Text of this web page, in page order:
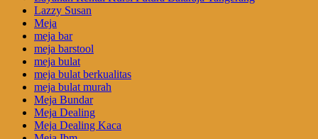
Lazzy Susan
Meja
meja bar
meja barstool
meja bulat
meja bulat berkualitas
meja bulat murah
Meja Bundar
Meja Dealing
Meja Dealing Kaca